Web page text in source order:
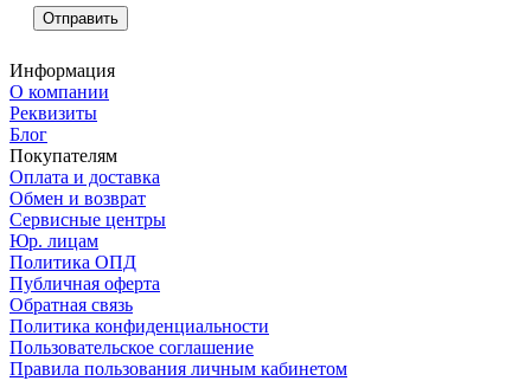
Информация
О компании
Реквизиты
Блог
Покупателям
Оплата и доставка
Обмен и возврат
Сервисные центры
Юр. лицам
Политика ОПД
Публичная оферта
Обратная связь
Политика конфиденциальности
Пользовательское соглашение
Правила пользования личным кабинетом